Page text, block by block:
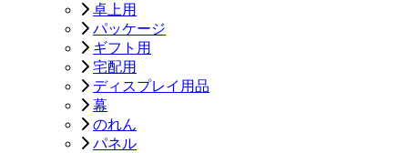
卓上用
パッケージ
ギフト用
宅配用
ディスプレイ用品
幕
のれん
パネル